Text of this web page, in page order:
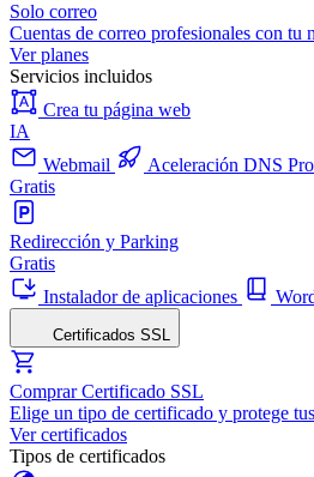
Solo correo
Cuentas de correo profesionales con tu
Ver planes
Servicios incluidos
Crea tu página web
IA
Webmail
Aceleración DNS Pro
Gratis
Redirección y Parking
Gratis
Instalador de aplicaciones
Certificados SSL
Comprar Certificado SSL
Elige un tipo de certificado y protege
Ver certificados
Tipos de certificados